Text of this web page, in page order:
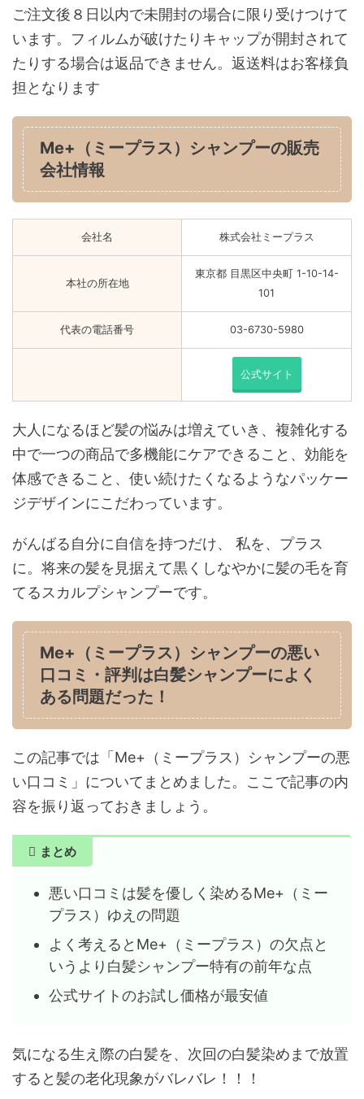
ご注文後８日以内で未開封の場合に限り受けつけて
います。フィルムが破けたりキャップが開封されて
たりする場合は返品できません。返送料はお客様負
担となります
Me+（ミープラス）シャンプーの販売
会社情報
会社名 株式会社ミープラス
本社の所在地
東京都 目黒区中央町 1-10-14-
101
代表の電話番号 03-6730-5980
公式サイト
大人になるほど髪の悩みは増えていき、複雑化する
中で一つの商品で多機能にケアできること、効能を
体感できること、使い続けたくなるようなパッケー
ジデザインにこだわっています。
がんばる自分に自信を持つだけ、 私を、プラス
に。将来の髪を見据えて黒くしなやかに髪の毛を育
てるスカルプシャンプーです。
Me+（ミープラス）シャンプーの悪い
口コミ・評判は白髪シャンプーによく
ある問題だった！
この記事では「Me+（ミープラス）シャンプーの悪
い口コミ」についてまとめました。ここで記事の内
容を振り返っておきましょう。
まとめ
悪い口コミは髪を優しく染めるMe+（ミー
プラス）ゆえの問題
よく考えるとMe+（ミープラス）の欠点と
いうより白髪シャンプー特有の前年な点
公式サイトのお試し価格が最安値
気になる生え際の白髪を、次回の白髪染めまで放置
すると髪の老化現象がバレバレ！！！